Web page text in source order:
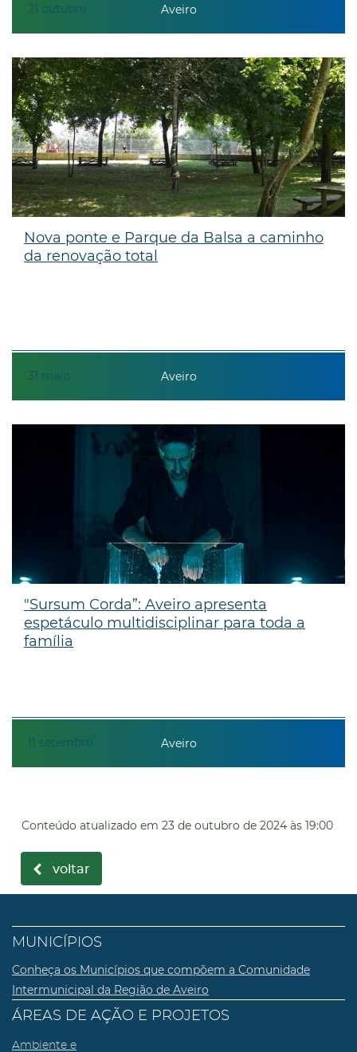
21 outubro Aveiro
31 maio
Nova ponte e Parque da Balsa a caminho
da renovação total
Aveiro
11 setembro
"Sursum Corda”: Aveiro apresenta
espetáculo multidisciplinar para toda a
família
Aveiro
Conteúdo atualizado em 23 de outubro de 2024 às 19:00
voltar
MUNICÍPIOS
Conheça os Municípios que compõem a Comunidade
Intermunicipal da Região de Aveiro
ÁREAS DE AÇÃO E PROJETOS
Ambiente e